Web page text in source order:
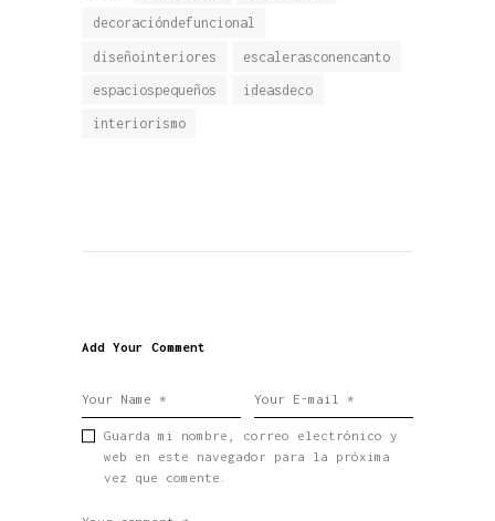
decoracióndefuncional
diseñointeriores escalerasconencanto
espaciospequeños ideasdeco
interiorismo
Add Your Comment
Guarda mi nombre, correo electrónico y
web en este navegador para la próxima
vez que comente.